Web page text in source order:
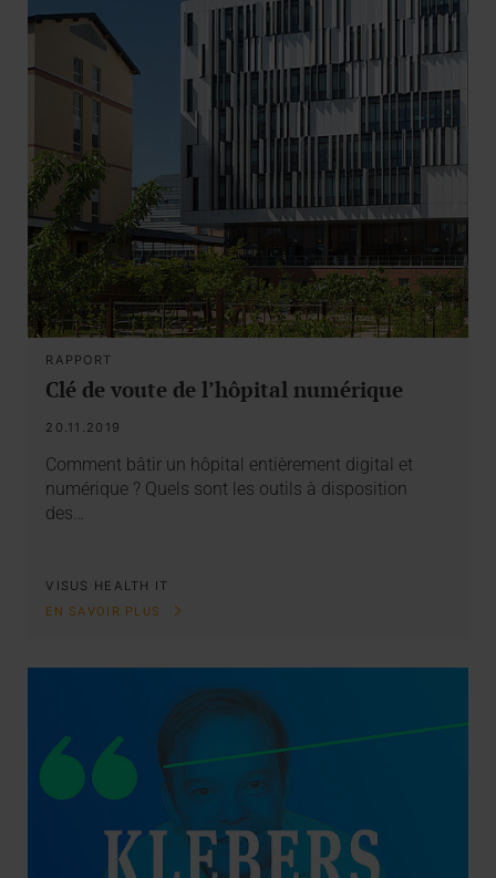
RAPPORT
Clé de voute de l’hôpital numérique
20.11.2019
Comment bâtir un hôpital entièrement digital et
numérique ? Quels sont les outils à disposition
des…
VISUS HEALTH IT
EN SAVOIR PLUS